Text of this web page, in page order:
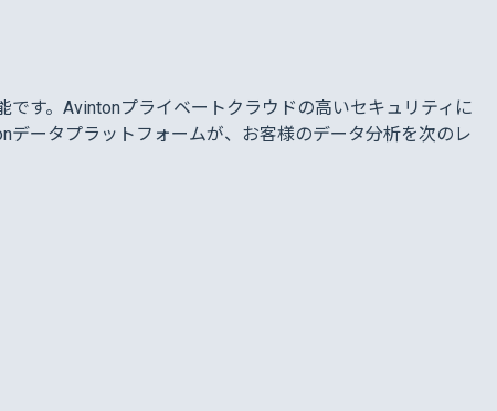
す。Avintonプライベートクラウドの高いセキュリティに
ータプラットフォームが、お客様のデータ分析を次のレ